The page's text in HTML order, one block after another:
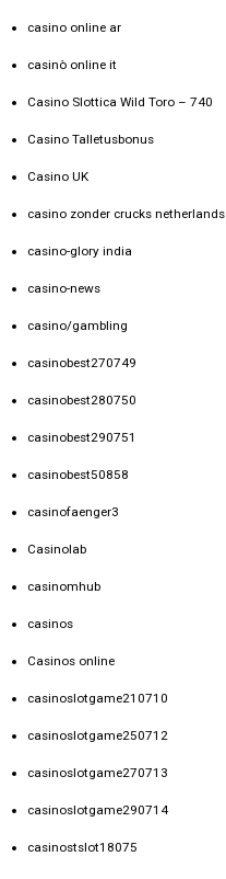
casino online ar
casinò online it
Casino Slottica Wild Toro – 740
Casino Talletusbonus
Casino UK
casino zonder crucks netherlands
casino-glory india
casino-news
casino/gambling
casinobest270749
casinobest280750
casinobest290751
casinobest50858
casinofaenger3
Casinolab
casinomhub
casinos
Casinos online
casinoslotgame210710
casinoslotgame250712
casinoslotgame270713
casinoslotgame290714
casinostslot18075